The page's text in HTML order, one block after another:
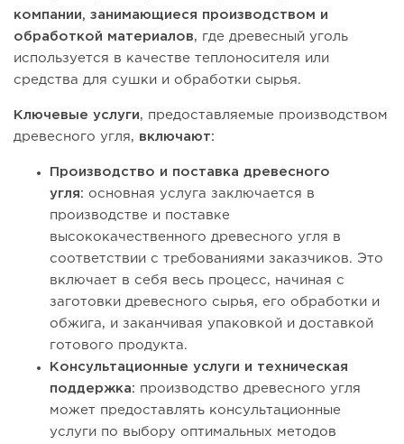
компании, занимающиеся производством и
обработкой материалов, где древесный уголь
используется в качестве теплоносителя или
средства для сушки и обработки сырья.
Ключевые услуги, предоставляемые производством
древесного угля, включают:
Производство и поставка древесного
угля: основная услуга заключается в
производстве и поставке
высококачественного древесного угля в
соответствии с требованиями заказчиков. Это
включает в себя весь процесс, начиная с
заготовки древесного сырья, его обработки и
обжига, и заканчивая упаковкой и доставкой
готового продукта.
Консультационные услуги и техническая
поддержка: производство древесного угля
может предоставлять консультационные
услуги по выбору оптимальных методов